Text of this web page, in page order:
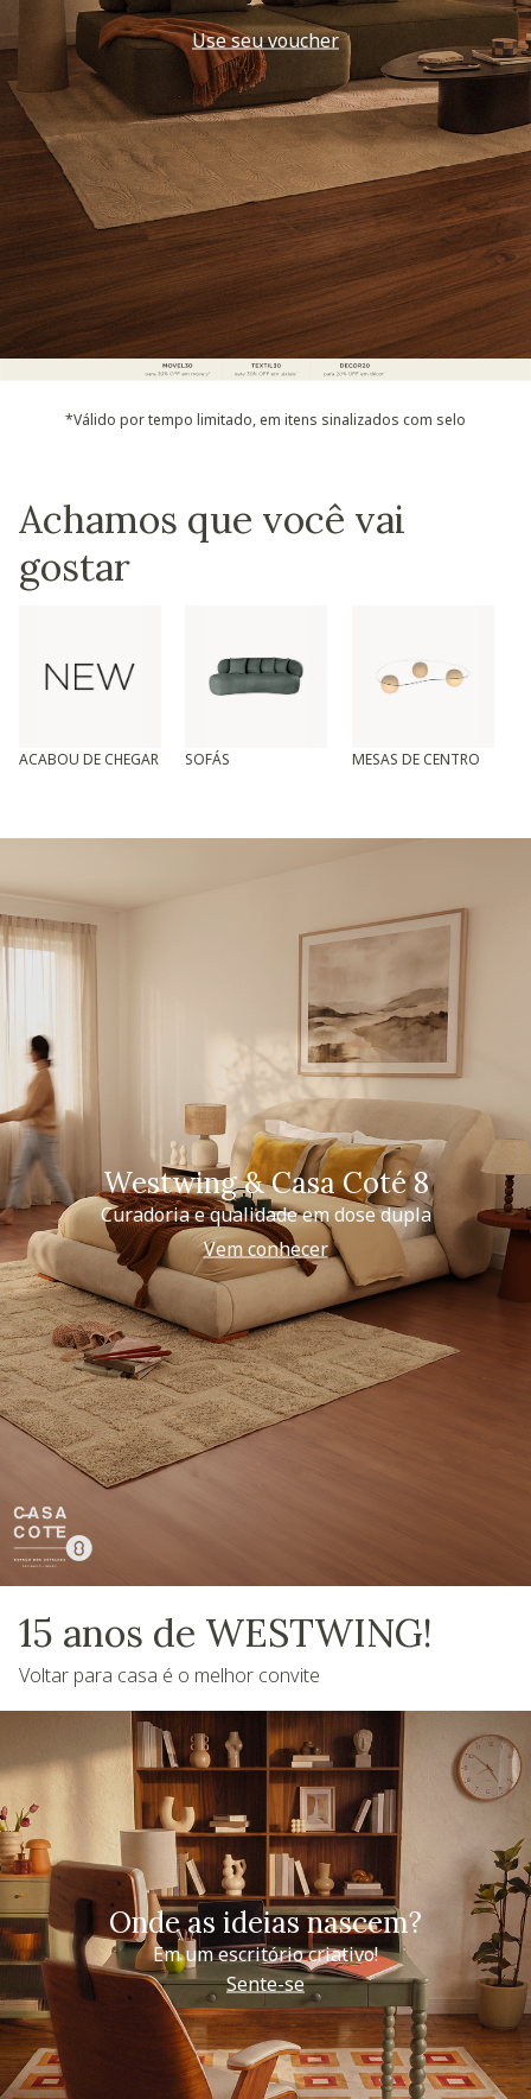
Use seu voucher
*Válido por tempo limitado, em itens sinalizados com selo
Achamos que você vai
gostar
ACABOU DE CHEGAR SOFÁS MESAS DE CENTRO
Westwing & Casa Coté 8
Curadoria e qualidade em dose dupla
Vem conhecer
15 anos de WESTWING!
Voltar para casa é o melhor convite
Onde as ideias nascem?
Em um escritório criativo!
Sente-se